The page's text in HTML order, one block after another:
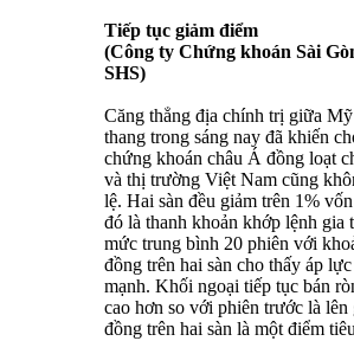
Tiếp tục giảm điểm
(Công ty Chứng khoán Sài
SHS)
Căng thẳng địa chính trị giữa
thang trong sáng nay đã khiến
chứng khoán châu Á đồng loạt
và thị trường Việt Nam cũng
lệ. Hai sàn đều giảm trên 1%
đó là thanh khoản khớp lệnh gia
mức trung bình 20 phiên với
đồng trên hai sàn cho thấy áp
mạnh. Khối ngoại tiếp tục bán
cao hơn so với phiên trước là lên
đồng trên hai sàn là một điểm